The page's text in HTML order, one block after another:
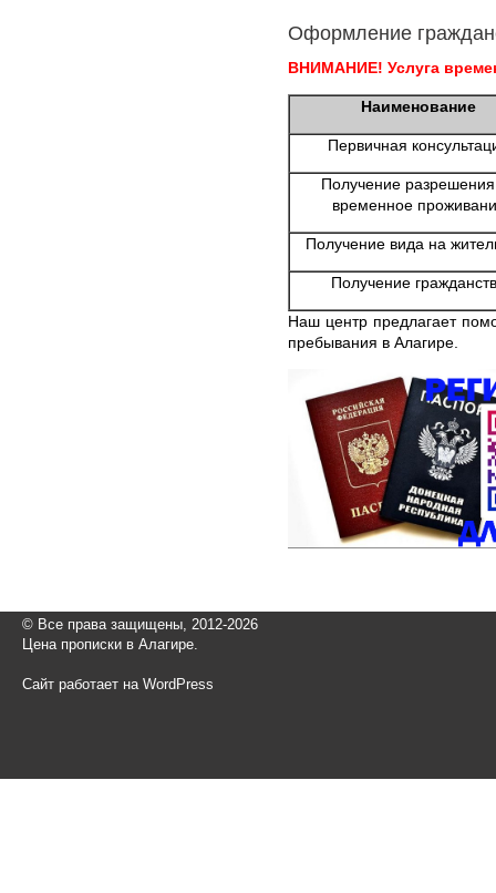
Оформление
ВНИМАНИЕ! Услуга
Наименование
Первичная
Получение
временное
Получение вида на
Получение
Наш центр предлагает
пребывания в Алагире.
© Все права защищены, 2012-2026
Цена прописки в Алагире.
Сайт работает на WordPress